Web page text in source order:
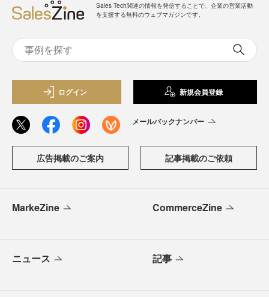
Sales Tech関連の情報を発信することで、企業の営業活動
を支援する無料のウェブマガジンです。
ログイン 新規会員登録
メールバックナンバー
広告掲載のご案内 記事掲載のご依頼
MarkeZine CommerceZine
ニュース 記事